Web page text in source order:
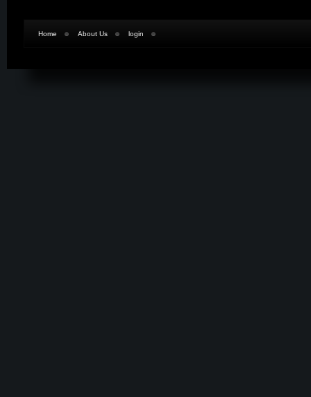
Home About Us login